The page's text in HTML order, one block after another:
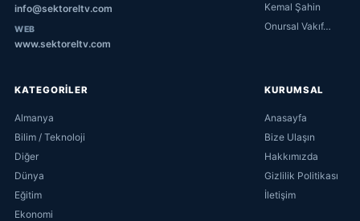
info@sektoreltv.com
WEB
www.sektoreltv.com
Kemal Şahin
Onursal Vakıf…
KATEGORİLER
Almanya
Bilim / Teknoloji
Diğer
Dünya
Eğitim
Ekonomi
KURUMSAL
Anasayfa
Bize Ulaşın
Hakkımızda
Gizlilik Politikası
İletişim